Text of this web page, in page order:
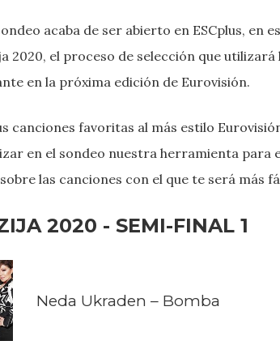
acaba de ser abierto en ESCplus, en
2020, el proceso de selección que
en la próxima edición de Eurovisión.
canciones favoritas al más estilo
en el sondeo nuestra herramienta para
las canciones con el que te será más
2020 - SEMI-FINAL 1
Neda Ukraden – Bomba